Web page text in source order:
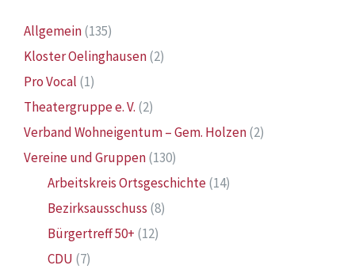
Allgemein(135)
Kloster Oelinghausen(2)
Pro Vocal (1)
Theatergruppe e. V. (2)
Verband Wohneigentum – Gem. Holzen(2)
Vereine und Gruppen(130)
Arbeitskreis Ortsgeschichte(14)
Bezirksausschuss (8)
Bürgertreff 50+ (12)
CDU (7)